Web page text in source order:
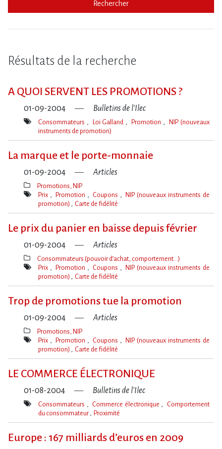
Rechercher
Résultats de la recherche
A QUOI SERVENT LES PROMOTIONS ?
01-09-2004 Bulletins de l'Ilec
Mot(s)-
Consommateurs Loi Galland Promotion
NIP (nouveaux
instruments de promotion)
La marque et le porte-monnaie
01-09-2004 Articles
Thèmes(s)
Promotions, NIP
Mot(s)-
Prix Promotion Coupons
NIP (nouveaux instruments de
promotion)
Carte de fidélité
Le prix du panier en baisse depuis février
01-09-2004 Articles
Thèmes(s)
Consommateurs (pouvoir d’achat, comportement…)
Mot(s)-
Prix Promotion Coupons
NIP (nouveaux instruments de
promotion)
Carte de fidélité
Trop de promotions tue la promotion
01-09-2004 Articles
Thèmes(s)
Promotions, NIP
Mot(s)-
Prix Promotion Coupons
NIP (nouveaux instruments de
promotion)
Carte de fidélité
LE COMMERCE ÉLECTRONIQUE
01-08-2004 Bulletins de l'Ilec
Mot(s)-
Consommateurs Commerce électronique
Comportement
du consommateur Proximité
Europe : 167 milliards d’euros en 2009